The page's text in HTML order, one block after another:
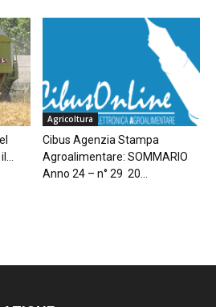
Agricoltura
Cibus Agenzia Stampa
Agroalimentare: SOMMARIO
Anno 24 – n° 29 20...